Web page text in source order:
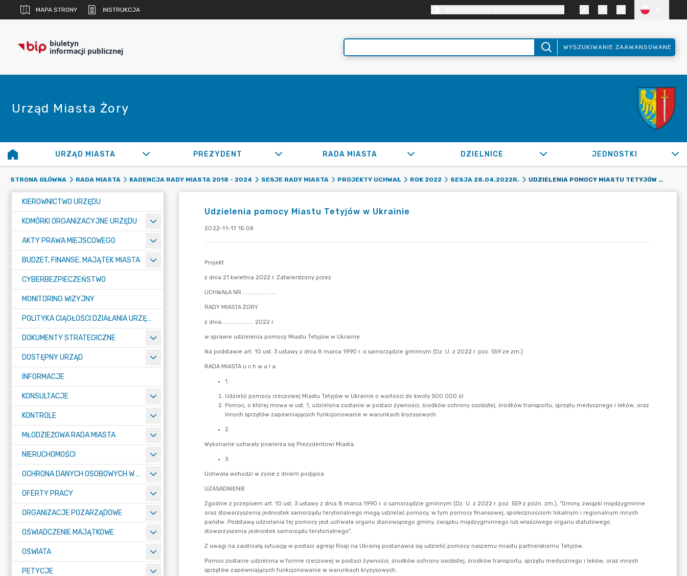
MAPA STRONY INSTRUKCJA
biuletyn
informacji publicznej WYSZUKIWANIE ZAAWANSOWANE
Urząd Miasta Żory
URZĄD MIASTA PREZYDENT RADA MIASTA DZIELNICE JEDNOSTKI
STRONA GŁÓWNA RADA MIASTA KADENCJA RADY MIASTA 2018 - 2024 SESJE RADY MIASTA PROJEKTY UCHWAŁ ROK 2022 SESJA 28.04.2022R. UDZIELENIA POMOCY MIASTU TETYJÓW W UKRAINIE
KIEROWNICTWO URZĘDU
KOMÓRKI ORGANIZACYJNE URZĘDU
AKTY PRAWA MIEJSCOWEGO
BUDŻET, FINANSE, MAJĄTEK MIASTA
CYBERBEZPIECZEŃSTWO
MONITORING WIZYJNY
POLITYKA CIĄGŁOŚCI DZIAŁANIA URZĘDU MIASTA ŻORY
DOKUMENTY STRATEGICZNE
DOSTĘPNY URZĄD
INFORMACJE
KONSULTACJE
KONTROLE
MŁODZIEŻOWA RADA MIASTA
NIERUCHOMOŚCI
OCHRONA DANYCH OSOBOWYCH W URZĘDZIE MIASTA ŻORY - RODO
OFERTY PRACY
ORGANIZACJE POZARZĄDOWE
OŚWIADCZENIE MAJĄTKOWE
OŚWIATA
PETYCJE
Udzielenia pomocy Miastu Tetyjów w Ukrainie
2022-11-17 15:04